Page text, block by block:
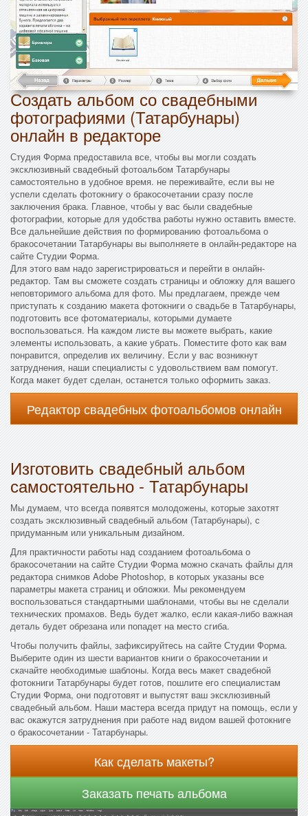
Создать альбом со свадебными
фотографиями (Татарбунары)
онлайн в редакторе
Студия Форма предоставила все, чтобы вы могли создать
эксклюзивный свадебный фотоальбом Татарбунары
самостоятельно в удобное время. не переживайте, если вы не
успели сделать фотокнигу о бракосочетании сразу после
заключения брака. Главное, чтобы у вас были свадебные
фотографии, которые для удобства работы нужно оставить вместе.
Все дальнейшие действия по формированию фотоальбома о
бракосочетании Татарбунары вы выполняете в онлайн-редакторе на
сайте Студии Форма.
Для этого вам надо зарегистрироваться и перейти в онлайн-
редактор. Там вы сможете создать страницы и обложку для вашего
неповторимого альбома для фото. Мы предлагаем, прежде чем
приступать к созданию макета фотокниги о свадьбе в Татарбунары,
подготовить все фотоматериалы, которыми думаете
воспользоваться. На каждом листе вы можете выбрать, какие
элементы использовать, а какие убрать. Поместите фото как вам
понравится, определив их величину. Если у вас возникнут
затруднения, наши специалисты с удовольствием вам помогут.
Когда макет будет сделан, останется только оформить заказ.
Редактор свадебных фотоальбомов онлайн
Изготовить свадебный альбом
самостоятельно - Татарбунары
Мы думаем, что всегда появятся молодожены, которые захотят
создать эксклюзивный свадебный альбом (Татарбунары), с
придуманным или уникальным дизайном.
Для практичности работы над созданием фотоальбома о
бракосочетании на сайте Студии Форма можно скачать файлы для
редактора снимков Adobe Photoshop, в которых указаны все
параметры макета страниц и обложки. Мы рекомендуем
воспользоваться стандартными шаблонами, чтобы вы не сделали
технических промахов. Ведь будет жалко, если какая-либо важная
деталь будет обрезана или попадет на место сгиба.
Чтобы получить файлы, зафиксируйтесь на сайте Студии Форма.
Выберите один из шести вариантов книги о бракосочетании и
скачайте необходимые шаблоны. Когда весь макет свадебной
фотокниги Татарбунары будет готов, пошлите его специалистам
Студии Форма, они подготовят и выпустят ваш эксклюзивный
свадебный альбом. Наши мастера всегда придут на помощь, если у
вас окажутся затруднения при работе над видом вашей фотокниге
о бракосочетании - Татарбунары.
Как сделать макеты?
Заказать печать альбома